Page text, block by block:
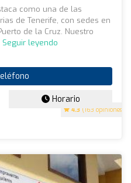
4.3 (163 opiniones)
como una de las
de Tenerife, con sedes en
de la Cruz. Nuestro
Seguir leyendo
Horario